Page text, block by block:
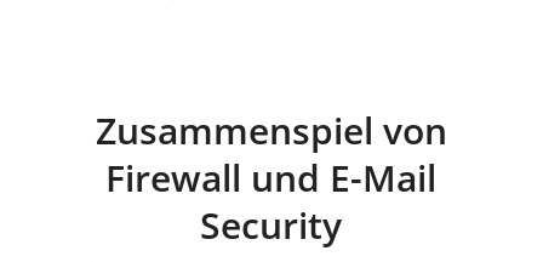
Zusammenspiel von
Firewall und E-Mail
Security